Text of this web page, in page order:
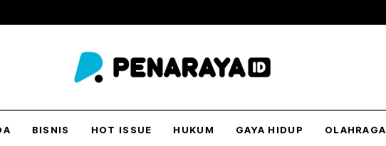
BISNIS HOT ISSUE HUKUM GAYA HIDUP OLAHRAGA